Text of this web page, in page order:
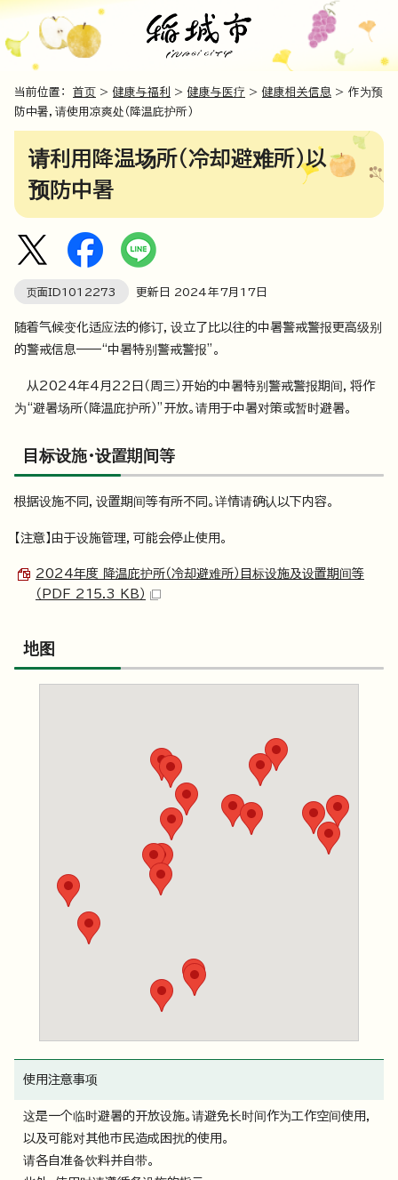
当前位置： 首页 > 健康与福利 > 健康与医疗 > 健康相关信息 > 作为预
防中暑，请使用凉爽处（降温庇护所）
请利用降温场所（冷却避难所）以
预防中暑
页面ID1012273 更新日 2024年7月 17 日
随着气候变化适应法的修订，设立了比以往的中暑警戒警报更高级别
的警戒信息——“中暑特别警戒警报”。
从2024年4月22日（周三）开始的中暑特别警戒警报期间，将作
为“避暑场所（降温庇护所）”开放。请用于中暑对策或暂时避暑。
目标设施・设置期间等
根据设施不同，设置期间等有所不同。详情请确认以下内容。
【注意】由于设施管理，可能会停止使用。
2024年度 降温庇护所（冷却避难所）目标设施及设置期间等
（PDF 215.3 KB）
地图
使用注意事项
这是一个临时避暑的开放设施。请避免长时间作为工作空间使用，
以及可能对其他市民造成困扰的使用。
请各自准备饮料并自带。